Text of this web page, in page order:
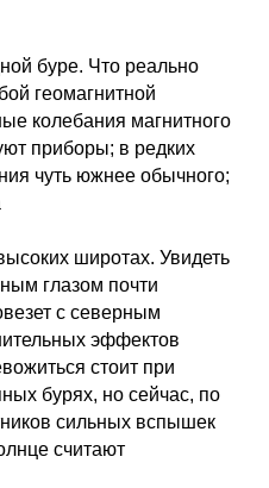
буре. Что реально
геомагнитной
колебания магнитного
приборы; в редких
чуть южнее обычного;
широтах. Увидеть
глазом почти
с северным
эффектов
стоит при
бурях, но сейчас, по
сильных вспышек
считают